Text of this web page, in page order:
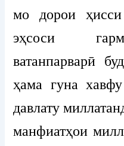
мо дорои
эҳсоси
ватанпарварӣ
ҳама гуна
давлату
манфиатҳои